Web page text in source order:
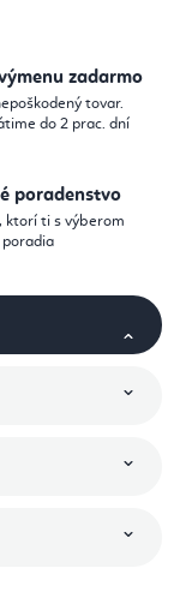
zadarmo
tovar.
do 2 prac. dní
poradenstvo
ktorí ti s výberom
poradia